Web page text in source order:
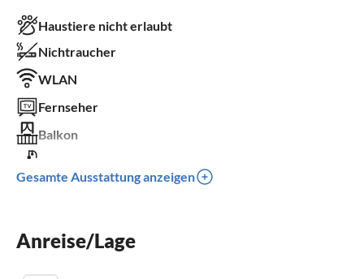
Haustiere nicht erlaubt
Nichtraucher
WLAN
Fernseher
Balkon
für Rollstuhl nicht geeignet
Gesamte Ausstattung anzeigen
Anreise/Lage